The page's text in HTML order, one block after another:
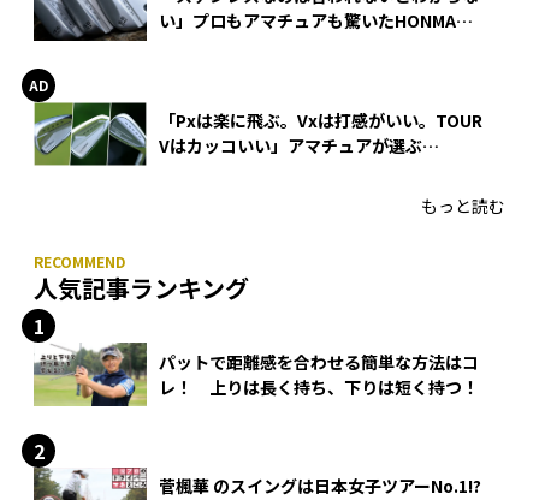
い」プロもアマチュアも驚いたHONMA
「Pxは楽に飛ぶ。Vxは打感がいい。TOUR
Vはカッコいい」アマチュアが選ぶ
もっと読む
人気記事ランキング
パットで距離感を合わせる簡単な方法はコ
レ！ 上りは長く持ち、下りは短く持つ！
菅楓華 のスイングは日本女子ツアーNo.1!?